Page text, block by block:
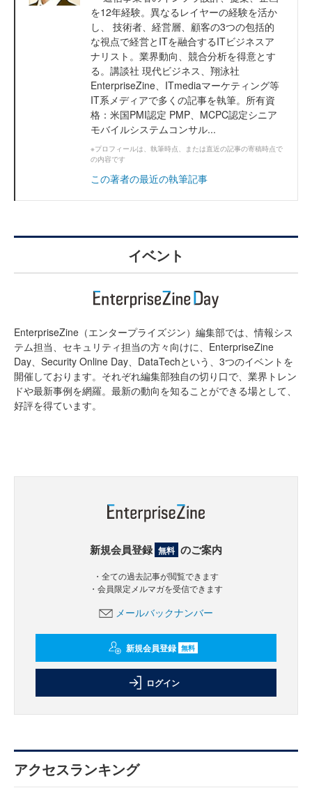
を12年経験。異なるレイヤーの経験を活か
し、 技術者、経営層、顧客の3つの包括的
な視点で経営とITを融合するITビジネスア
ナリスト。業界動向、競合分析を得意とす
る。講談社 現代ビジネス、翔泳社
EnterpriseZine、ITmediaマーケティング等
IT系メディアで多くの記事を執筆。所有資
格：米国PMI認定 PMP、MCPC認定シニア
モバイルシステムコンサル...
※プロフィールは、執筆時点、または直近の記事の寄稿時点で
の内容です
この著者の最近の執筆記事
イベント
EnterpriseZine（エンタープライズジン）編集部では、情報シス
テム担当、セキュリティ担当の方々向けに、EnterpriseZine
Day、Security Online Day、DataTechという、3つのイベントを
開催しております。それぞれ編集部独自の切り口で、業界トレン
ドや最新事例を網羅。最新の動向を知ることができる場として、
好評を得ています。
新規会員登録 無料 のご案内
・全ての過去記事が閲覧できます
・会員限定メルマガを受信できます
メールバックナンバー
新規会員登録 無料
ログイン
アクセスランキング